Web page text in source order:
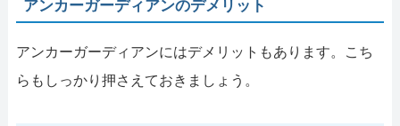
アンカーガーディアンのデメリット
アンカーガーディアンにはデメリットもあります。こち
らもしっかり押さえておきましょう。